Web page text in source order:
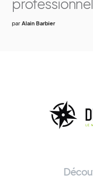
par Alain Barbier